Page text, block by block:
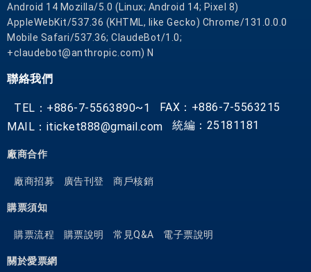
Android 14 Mozilla/5.0 (Linux; Android 14; Pixel 8)
AppleWebKit/537.36 (KHTML, like Gecko) Chrome/131.0.0.0
Mobile Safari/537.36; ClaudeBot/1.0;
+claudebot@anthropic.com) N
聯絡我們
TEL：+886-7-5563890~1
FAX：+886-7-5563215
MAIL：iticket888@gmail.com
統編：25181181
廠商合作
廠商招募 廣告刊登 商戶核銷
購票須知
購票流程 購票說明 常見Q&A 電子票說明
關於愛票網